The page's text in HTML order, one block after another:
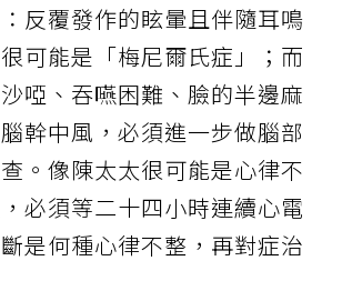
反覆發作的眩暈且伴隨耳鳴
可能是「梅尼爾氏症」；而
啞、吞嚥困難、臉的半邊麻
幹中風，必須進一步做腦部
。像陳太太很可能是心律不
必須等二十四小時連續心電
是何種心律不整，再對症治